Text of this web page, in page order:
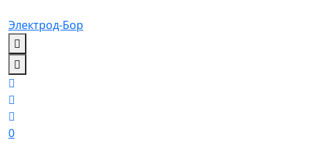
Электрод-Бор
0